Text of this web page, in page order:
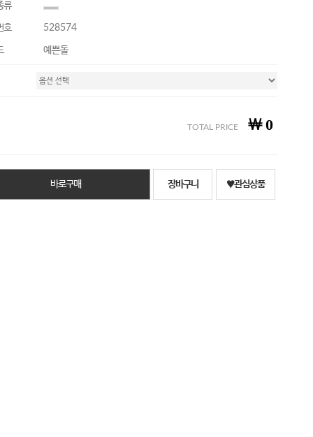
류
호 528574
예쁜돌
TOTAL PRICE ￦0
바로구매 장바구니 ♥관심상품